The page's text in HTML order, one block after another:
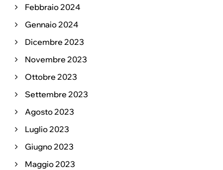
Febbraio 2024
Gennaio 2024
Dicembre 2023
Novembre 2023
Ottobre 2023
Settembre 2023
Agosto 2023
Luglio 2023
Giugno 2023
Maggio 2023